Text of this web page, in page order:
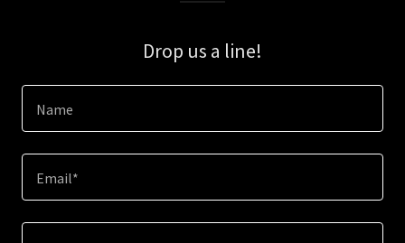
Drop us a line!
Name
Email*